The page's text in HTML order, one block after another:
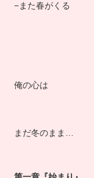
−また春がくる
俺の心は
まだ冬のまま…